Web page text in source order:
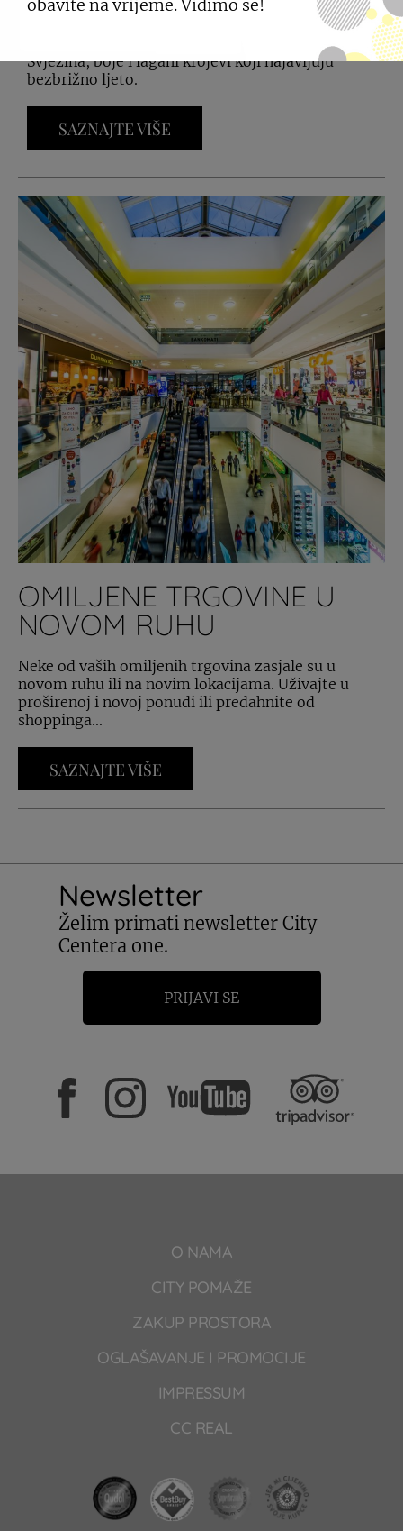
27.05.2026
Svježina, boje i lagani krojevi koji najavljuju
bezbrižno ljeto.
SAZNAJTE VIŠE
OMILJENE TRGOVINE U
NOVOM RUHU
Neke od vaših omiljenih trgovina zasjale su u
novom ruhu ili na novim lokacijama. Uživajte u
proširenoj i novoj ponudi ili predahnite od
shoppinga...
SAZNAJTE VIŠE
Newsletter
Želim primati newsletter City
Centera one.
PRIJAVI SE
O NAMA
CITY POMAŽE
ZAKUP PROSTORA
OGLAŠAVANJE I PROMOCIJE
IMPRESSUM
CC REAL
obavite na vrijeme. Vidimo se!